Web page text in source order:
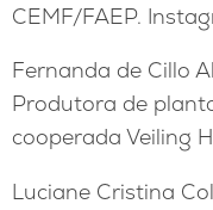
CEMF/FAEP.
Fernanda de Cillo
Produtora de
cooperada Veiling
Luciane Cristina